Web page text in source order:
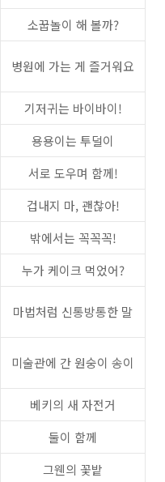
소꿉놀이 해 볼까?
병원에 가는 게 즐거워요
기저귀는 바이바이!
용용이는 투덜이
서로 도우며 함께!
겁내지 마, 괜찮아!
밖에서는 꼭꼭꼭!
누가 케이크 먹었어?
마법처럼 신통방통한 말
미술관에 간 원숭이 송이
베키의 새 자전거
둘이 함께
그웬의 꽃밭